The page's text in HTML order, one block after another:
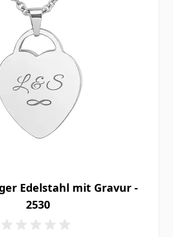
Edelstahl mit Gravur -
2530